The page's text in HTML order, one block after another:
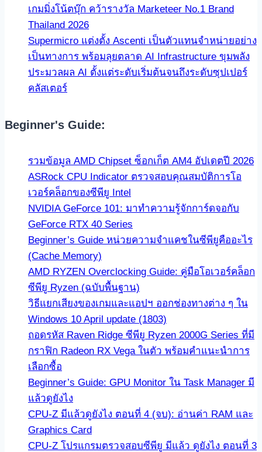
เกมมิ่งโน้ตบุ๊ก คว้ารางวัล Marketeer No.1 Brand
Thailand 2026
Supermicro แต่งตั้ง Ascenti เป็นตัวแทนจำหน่ายอย่าง
เป็นทางการ พร้อมลุยตลาด AI Infrastructure ขุมพลัง
ประมวลผล AI ตั้งแต่ระดับเริ่มต้นจนถึงระดับซุปเปอร์
คลัสเตอร์
Beginner's Guide:
รวมข้อมูล AMD Chipset ซ็อกเก็ต AM4 อัปเดตปี 2026
ASRock CPU Indicator ตรวจสอบคุณสมบัติการโอ
เวอร์คล็อกของซีพียู Intel
NVIDIA GeForce 101: มาทำความรู้จักการ์ดจอกับ
GeForce RTX 40 Series
Beginner’s Guide หน่วยความจำแคชในซีพียูคืออะไร
(Cache Memory)
AMD RYZEN Overclocking Guide: คู่มือโอเวอร์คล็อก
ซีพียู Ryzen (ฉบับพื้นฐาน)
วิธีแยกเสียงของเกมและแอปฯ ออกช่องทางต่าง ๆ ใน
Windows 10 April update (1803)
ถอดรหัส Raven Ridge ซีพียู Ryzen 2000G Series ที่มี
กราฟิก Radeon RX Vega ในตัว พร้อมคำแนะนำการ
เลือกซื้อ
Beginner’s Guide: GPU Monitor ใน Task Manager มี
แล้วดูยังไง
CPU-Z มีแล้วดูยังไง ตอนที่ 4 (จบ): อ่านค่า RAM และ
Graphics Card
CPU-Z โปรแกรมตรวจสอบซีพียู มีแล้ว ดูยังไง ตอนที่ 3